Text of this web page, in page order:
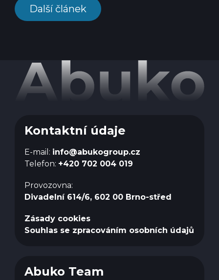
Další článek
Kontaktní údaje
E-mail: info@abukogroup.cz
Telefon: +420 702 004 019
Provozovna:
Divadelní 614/6, 602 00 Brno-střed
Zásady cookies
Souhlas se zpracováním osobních údajů
Abuko Team